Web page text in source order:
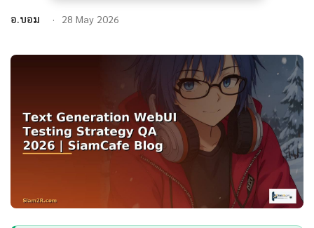
อ.บอม 28 May 2026